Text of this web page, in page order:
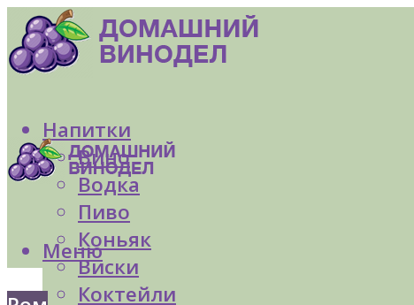
Напитки
Вино
Водка
Пиво
Коньяк
Виски
Коктейли
Меню